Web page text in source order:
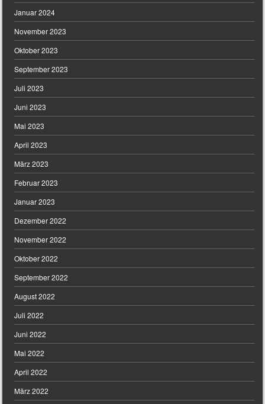
Januar 2024
November 2023
Oktober 2023
September 2023
Juli 2023
Juni 2023
Mai 2023
April 2023
März 2023
Februar 2023
Januar 2023
Dezember 2022
November 2022
Oktober 2022
September 2022
August 2022
Juli 2022
Juni 2022
Mai 2022
April 2022
März 2022